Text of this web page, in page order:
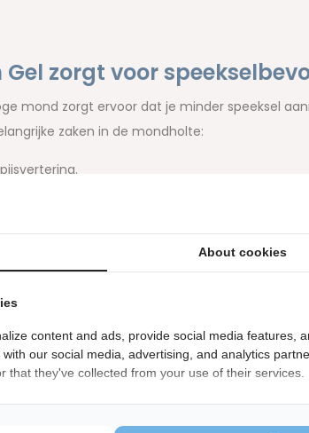
Gel zorgt voor
mond zorgt ervoor dat je minder speeksel
zaken in de mondholte:
van de mondslijmvliezen.
rol bij het proeven van eten en drinken.
het mondweefsel.
om zo snel mogelijk iets te doen aan een droge
is ook verkrijgbaar in de smakenmint,lemonen
About cookies
content and ads, provide social media features,
our social media, advertising, and analytics
that they've collected from your use of their services.